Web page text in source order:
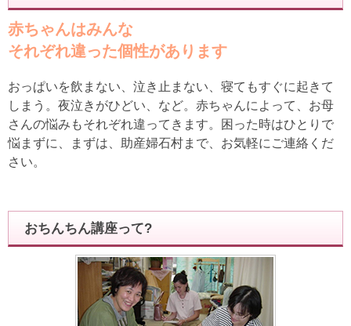
赤ちゃんはみんな
それぞれ違った個性があります
おっぱいを飲まない、泣き止まない、寝てもすぐに起きて
しまう。夜泣きがひどい、など。赤ちゃんによって、お母
さんの悩みもそれぞれ違ってきます。困った時はひとりで
悩まずに、まずは、助産婦石村まで、お気軽にご連絡くだ
さい。
おちんちん講座って?